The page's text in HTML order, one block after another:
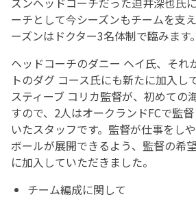
ーチとして今シーズンもチームを支
ーズンはドクター3名体制で臨みます。
ヘッドコーチのダニー ヘイ氏、それ
トのダグ コース氏にも新たに加入し
スティーブ コリカ監督が、初めての
すので、2人はオークランドFCで監
いたスタッフです。監督が仕事をし
ボールが展開できるよう、監督の希
に加入していただきました。
チーム編成に関して